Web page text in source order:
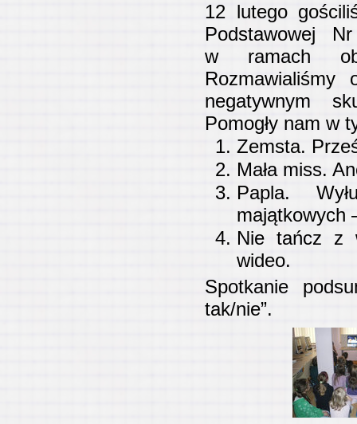
12 lutego
Podstawowej
w ramach
negatywnym
Pomogły nam w
Zemsta.
Mała miss.
Papla.
majątkowych
Nie tańcz z
wideo.
Spotkanie
tak/nie”.